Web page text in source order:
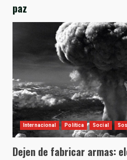
paz
Internacional Política Social
Dejen de fabricar armas: